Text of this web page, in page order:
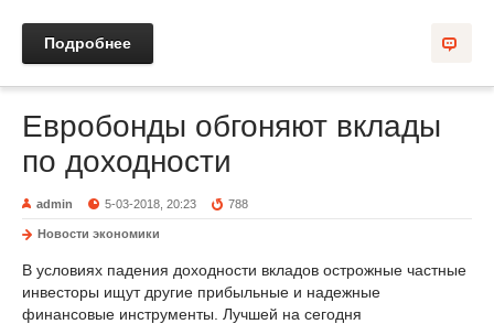
Подробнее
Евробонды обгоняют вклады
по доходности
admin 5-03-2018, 20:23 788
Новости экономики
В условиях падения доходности вкладов острожные частные
инвесторы ищут другие прибыльные и надежные
финансовые инструменты. Лучшей на сегодня